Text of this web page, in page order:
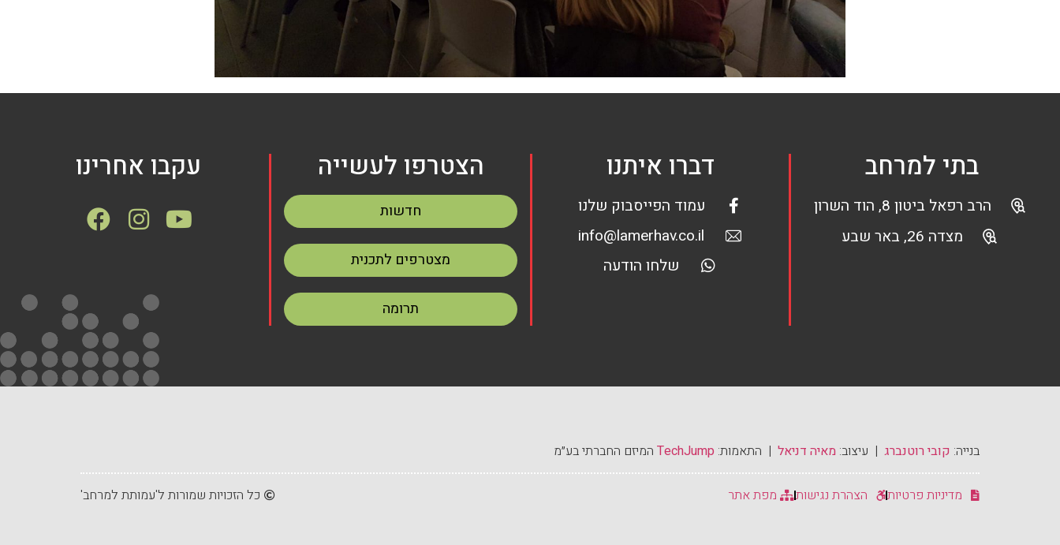
בתי למרחב
הרב רפאל ביטון 8, הוד השרון
מצדה 26, באר שבע
דברו איתנו
עמוד הפייסבוק שלנו
info@lamerhav.co.il
שלחו הודעה
הצטרפו לעשייה
חדשות
מצטרפים לתכנית
תרומה
עקבו אחרינו
בנייה: קובי רוטנברג | עיצוב: מאיה דניאל | התאמות: TechJump המיזם החברתי בע״מ
מדיניות פרטיות הצהרת נגישות מפת אתר כל הזכויות שמורות ל'עמותת למרחב'